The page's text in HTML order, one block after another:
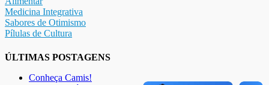
Medicina Integrativa
Sabores de Otimismo
Pílulas de Cultura
ÚLTIMAS POSTAGENS
Conheça Camis!